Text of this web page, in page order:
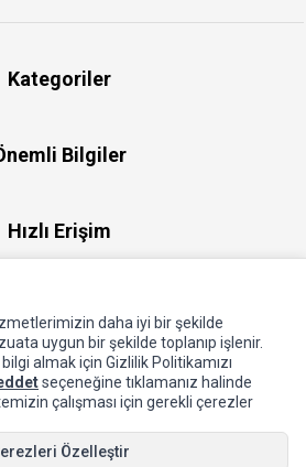
Kategoriler
Bilgiler
Hızlı Erişim
Hakkımızda
daha iyi bir şekilde
uygun bir şekilde toplanıp işlenir.
almak için Gizlilik Politikamızı
seçeneğine tıklamanız halinde
çalışması için gerekli çerezler
Özelleştir